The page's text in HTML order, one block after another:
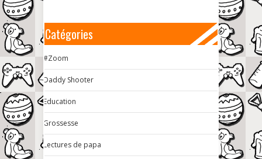
Catégories
#Zoom
Daddy Shooter
Education
Grossesse
Lectures de papa